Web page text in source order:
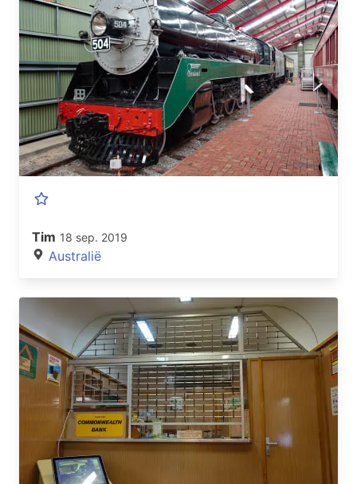
Tim 18 sep. 2019
Australië